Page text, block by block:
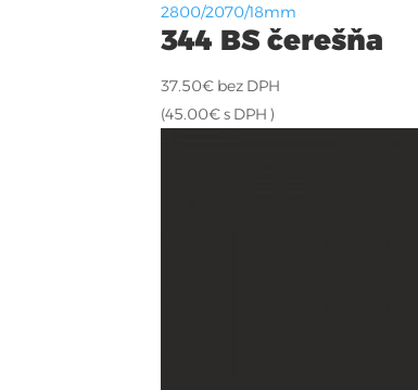
2800/2070/18mm
344 BS čerešňa
37.50€ bez DPH
(45.00€s DPH )